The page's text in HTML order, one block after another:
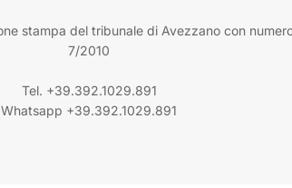
stampa del tribunale di Avezzano con
7/2010
Tel. +39.392.1029.891
Whatsapp +39.392.1029.891